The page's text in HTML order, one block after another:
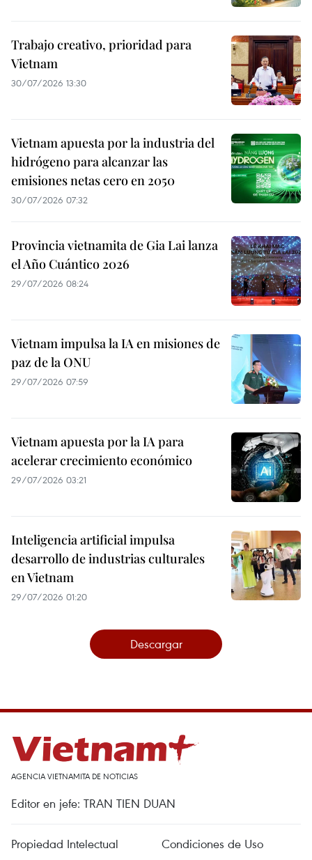
Trabajo creativo, prioridad para
Vietnam
30/07/2026 13:30
Vietnam apuesta por la industria del
hidrógeno para alcanzar las
emisiones netas cero en 2050
30/07/2026 07:32
Provincia vietnamita de Gia Lai lanza
el Año Cuántico 2026
29/07/2026 08:24
Vietnam impulsa la IA en misiones de
paz de la ONU
29/07/2026 07:59
Vietnam apuesta por la IA para
acelerar crecimiento económico
29/07/2026 03:21
Inteligencia artificial impulsa
desarrollo de industrias culturales
en Vietnam
29/07/2026 01:20
Descargar
AGENCIA VIETNAMITA DE NOTICIAS
Editor en jefe: TRAN TIEN DUAN
Propiedad Intelectual Condiciones de Uso